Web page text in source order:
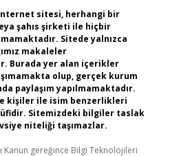
sitesi, herhangi bir
şahıs şirketi ile hiçbir
Sitede yalnızca
makaleler
Burada yer alan içerikler
olup, gerçek kurum
paylaşım yapılmamaktadır.
kişiler ile isim benzerlikleri
Sitemizdeki bilgiler taslak
niteliği taşımazlar.
Kanun gereğince Bilgi Teknolojileri